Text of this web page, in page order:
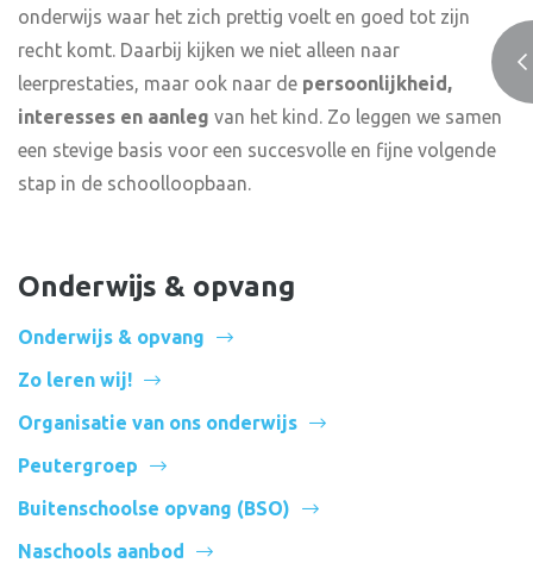
onderwijs waar het zich prettig voelt en goed tot zijn
recht komt. Daarbij kijken we niet alleen naar
leerprestaties, maar ook naar de persoonlijkheid,
interesses en aanleg van het kind. Zo leggen we samen
een stevige basis voor een succesvolle en fijne volgende
stap in de schoolloopbaan.
Onderwijs & opvang
Onderwijs & opvang
Zo leren wij!
Organisatie van ons onderwijs
Peutergroep
Buitenschoolse opvang (BSO)
Naschools aanbod